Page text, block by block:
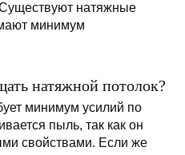
натяжные
минимум
натяжной потолок?
минимум усилий по
пыль, так как он
свойствами. Если же